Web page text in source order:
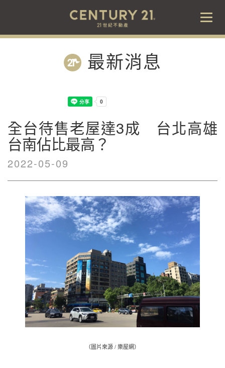
最新消息
全台待售老屋達3成 台北高雄
台南佔比最高？
2022-05-09
（圖片來源 / 樂屋網）